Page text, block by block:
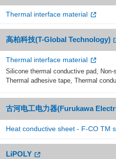
Thermal interface material
高柏科技(T-Global Technology)
Thermal interface material
Silicone thermal conductive pad,
Thermal adhesive tape, Thermal
古河电工电力器(Furukawa
Heat conductive sheet - F-CO TM
LiPOLY